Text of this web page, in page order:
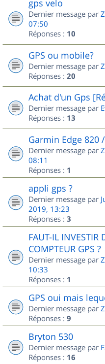
gps velo
Dernier message par
07:50
Réponses : 10
GPS ou mobile?
Dernier message par
Réponses : 20
Achat d'un Gps
Dernier message par
Réponses : 13
Garmin Edge 820
Dernier message par
08:11
Réponses : 1
appli gps ?
Dernier message par
2019, 13:23
Réponses : 3
FAUT-IL INVESTIR
COMPTEUR GPS ?
Dernier message par
10:33
Réponses : 1
GPS oui mais
Dernier message par
Réponses : 9
Bryton 530
Dernier message par
Réponses : 16